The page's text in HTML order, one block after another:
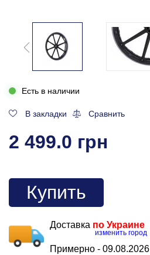
Есть в наличии
В закладки Сравнить
2 499.0 грн
Купить
Доставка по Украине
изменить город
Примерно - 09.08.2026